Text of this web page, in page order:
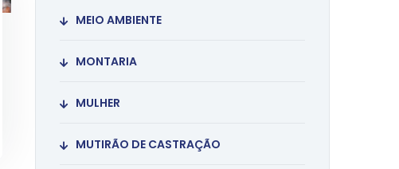
MEIO AMBIENTE
MONTARIA
MULHER
MUTIRÃO DE CASTRAÇÃO